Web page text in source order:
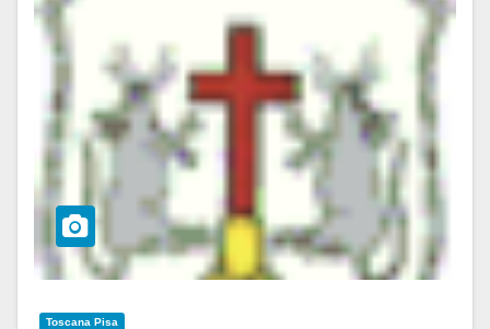
Toscana Pisa